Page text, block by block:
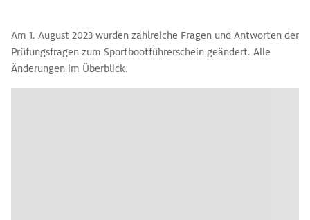
Am 1. August 2023 wurden zahlreiche Fragen und Antworten der
Prüfungsfragen zum Sportbootführerschein geändert. Alle
Änderungen im Überblick.